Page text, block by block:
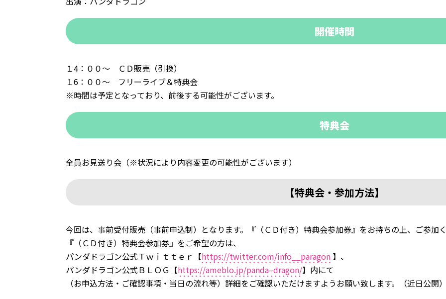
開催時間
１4：００～ ＣＤ販売（引換）
１6：００〜 フリーライブ＆特典会
※時間は予定となっており、前後する可能性がございます。
特典会
全員お見送り会（※状況により内容変更の可能性がございます）
【特典会・参加方法】
今回は、事前受付販売（事前申込制）となります。『（ＣＤ付き）特典会参加券』をお持ちの上、ご参加
『（ＣＤ付き）特典会参加券』をご希望の方は、
パンダドラゴン公式Ｔｗｉｔｔｅｒ【https://twitter.com/info__paragon 】、
パンダドラゴン公式ＢＬＯＧ【https://ameblo.jp/panda–dragon/】内にて
（お申込方法・ご確認事項・当日の流れ等）詳細をご確認いただけますようお願い致します。（近日公開